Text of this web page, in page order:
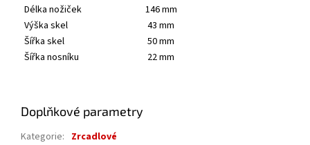
Délka nožiček
146 mm
Výška skel
43 mm
Šířka skel
50 mm
Šířka nosníku
22 mm
Doplňkové parametry
Kategorie: Zrcadlové